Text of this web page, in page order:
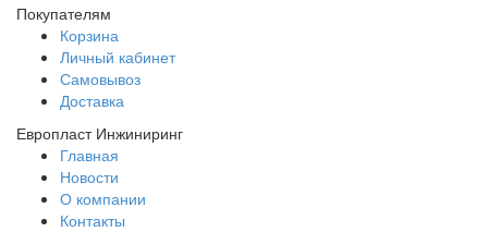
Покупателям
Корзина
Личный кабинет
Самовывоз
Доставка
Европласт Инжиниринг
Главная
Новости
О компании
Контакты